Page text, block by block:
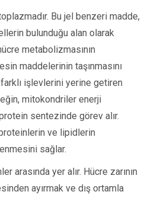
Bu jel benzeri madde,
bulunduğu alan olarak
metabolizmasının
maddelerinin taşınmasını
işlevlerini yerine getiren
mitokondriler enerji
sentezinde görev alır.
ve lipidlerin
sağlar.
arasında yer alır. Hücre zarının
ayırmak ve dış ortamla